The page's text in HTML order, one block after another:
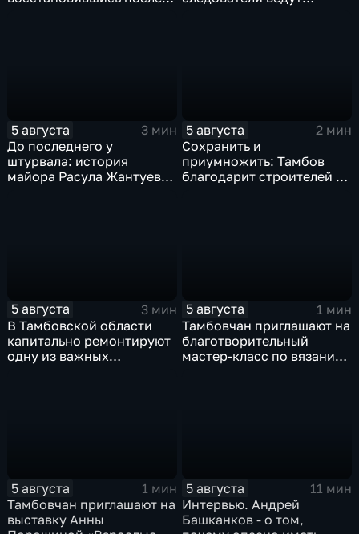
5 августа
3 мин
До последнего у
штурвала: история
майора Расула Жантуева,
5 августа
2 мин
Сохранить и
приумножить: Тамбов
благодарит строителей за
5 августа
3 мин
В Тамбовской области
капитально ремонтируют
одну из важных
5 августа
1 мин
Тамбовчан приглашают на
благотворительный
мастер-класс по вязанию
5 августа
1 мин
Тамбовчан приглашают на
выставку Анны
5 августа
11 мин
Интервью. Андрей
Башканков - о том,